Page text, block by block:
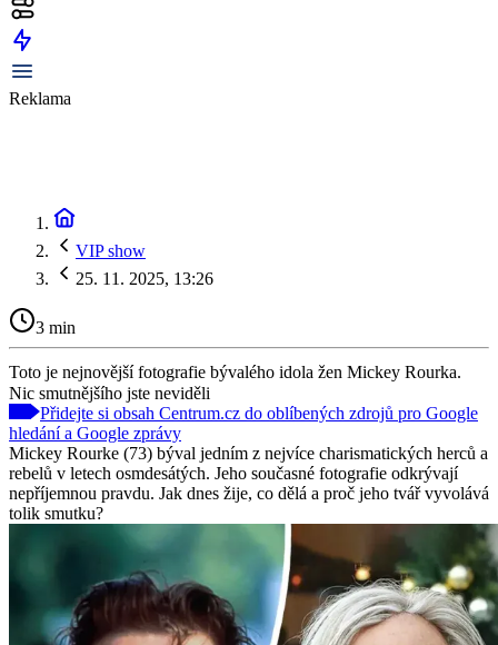
Reklama
VIP show
25. 11. 2025, 13:26
3 min
Toto je nejnovější fotografie bývalého idola žen Mickey Rourka.
Nic smutnějšího jste neviděli
Přidejte si obsah Centrum.cz do oblíbených zdrojů pro Google
hledání a Google zprávy
Mickey Rourke (73) býval jedním z nejvíce charismatických herců a
rebelů v letech osmdesátých. Jeho současné fotografie odkrývají
nepříjemnou pravdu. Jak dnes žije, co dělá a proč jeho tvář vyvolává
tolik smutku?